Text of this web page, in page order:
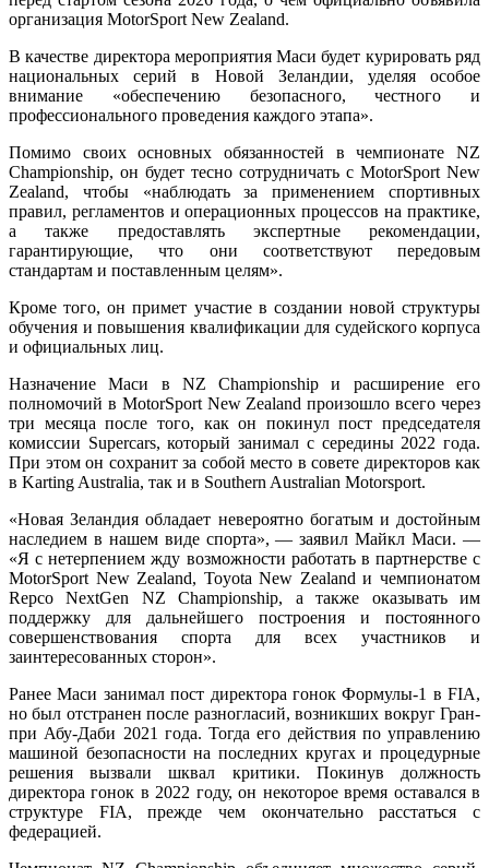
организация MotorSport New Zealand.
В качестве директора мероприятия Маси будет курировать ряд
национальных серий в Новой Зеландии, уделяя особое
внимание «обеспечению безопасного, честного и
профессионального проведения каждого этапа».
Помимо своих основных обязанностей в чемпионате NZ
Championship, он будет тесно сотрудничать с MotorSport New
Zealand, чтобы «наблюдать за применением спортивных
правил, регламентов и операционных процессов на практике,
а также предоставлять экспертные рекомендации,
гарантирующие, что они соответствуют передовым
стандартам и поставленным целям».
Кроме того, он примет участие в создании новой структуры
обучения и повышения квалификации для судейского корпуса
и официальных лиц.
Назначение Маси в NZ Championship и расширение его
полномочий в MotorSport New Zealand произошло всего через
три месяца после того, как он покинул пост председателя
комиссии Supercars, который занимал с середины 2022 года.
При этом он сохранит за собой место в совете директоров как
в Karting Australia, так и в Southern Australian Motorsport.
«Новая Зеландия обладает невероятно богатым и достойным
наследием в нашем виде спорта», — заявил Майкл Маси. —
«Я с нетерпением жду возможности работать в партнерстве с
MotorSport New Zealand, Toyota New Zealand и чемпионатом
Repco NextGen NZ Championship, а также оказывать им
поддержку для дальнейшего построения и постоянного
совершенствования спорта для всех участников и
заинтересованных сторон».
Ранее Маси занимал пост директора гонок Формулы-1 в FIA,
но был отстранен после разногласий, возникших вокруг Гран-
при Абу-Даби 2021 года. Тогда его действия по управлению
машиной безопасности на последних кругах и процедурные
решения вызвали шквал критики. Покинув должность
директора гонок в 2022 году, он некоторое время оставался в
структуре FIA, прежде чем окончательно расстаться с
федерацией.